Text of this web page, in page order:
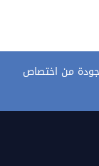
من اختصاص